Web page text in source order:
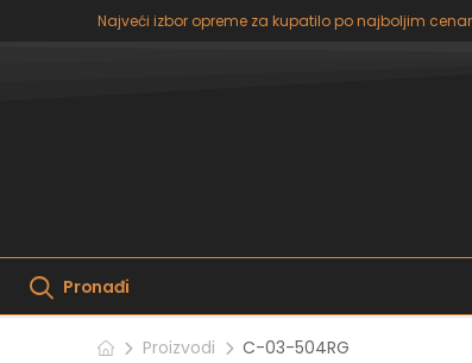
Najveći izbor opreme za kupatilo po najboljim
Pronađi
Proizvodi C-03-504RG